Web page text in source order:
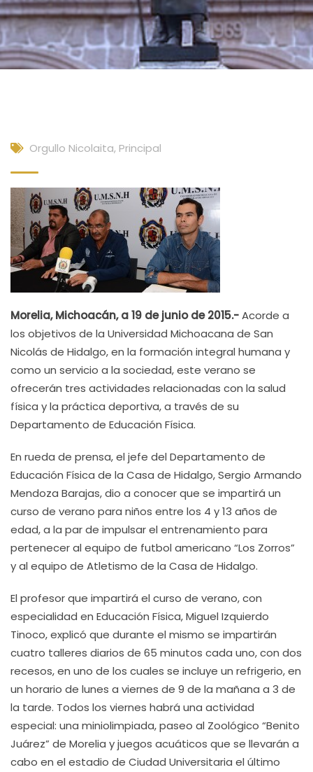
Orgullo Nicolaita, Principal
Morelia, Michoacán, a 19 de junio de 2015.-Acorde a
los objetivos de la Universidad Michoacana de San
Nicolás de Hidalgo, en la formación integral humana y
como un servicio a la sociedad, este verano se
ofrecerán tres actividades relacionadas con la salud
física y la práctica deportiva, a través de su
Departamento de Educación Física.
En rueda de prensa, el jefe del Departamento de
Educación Física de la Casa de Hidalgo, Sergio Armando
Mendoza Barajas, dio a conocer que se impartirá un
curso de verano para niños entre los 4 y 13 años de
edad, a la par de impulsar el entrenamiento para
pertenecer al equipo de futbol americano “Los Zorros”
y al equipo de Atletismo de la Casa de Hidalgo.
El profesor que impartirá el curso de verano, con
especialidad en Educación Física, Miguel Izquierdo
Tinoco, explicó que durante el mismo se impartirán
cuatro talleres diarios de 65 minutos cada uno, con dos
recesos, en uno de los cuales se incluye un refrigerio, en
un horario de lunes a viernes de 9 de la mañana a 3 de
la tarde. Todos los viernes habrá una actividad
especial: una miniolimpiada, paseo al Zoológico “Benito
Juárez” de Morelia y juegos acuáticos que se llevarán a
cabo en el estadio de Ciudad Universitaria el último